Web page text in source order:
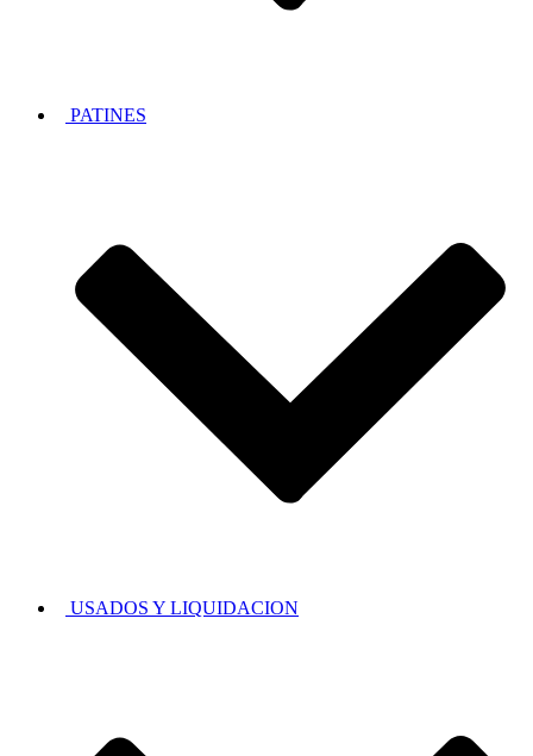
PATINES
USADOS Y LIQUIDACION